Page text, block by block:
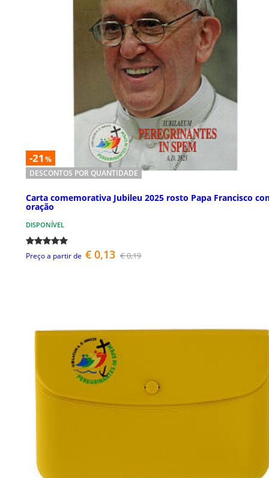
-21 %
DESCONTOS POR QUANTIDADE
Carta comemorativa Jubileu 2025 rosto Papa Francisco
oração
DISPONÍVEL
Preço a partir de € 0,13 € 0,19